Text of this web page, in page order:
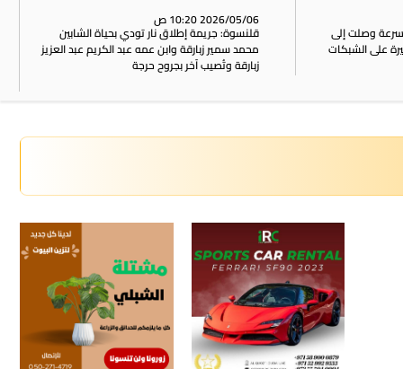
وصلت إلى
2026/05/06 10:20 ص
قلنسوة: جريمة إطلاق نار تودي بحياة الشابين
محمد سمير زبارقة وابن عمه عبد الكريم عبد العزيز
زبارقة وتُصيب آخر بجروح حرجة